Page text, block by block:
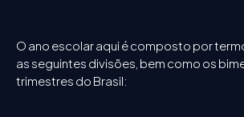
O ano escolar aqui é composto por
as seguintes divisões, bem como os
trimestres do Brasil: